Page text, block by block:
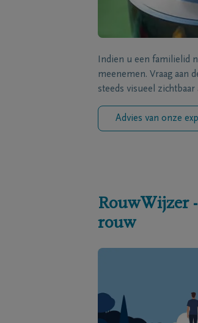
Indien u een familielid
meenemen. Vraag aan
steeds visueel zichtbaar
Advies van onze
RouwWijzer
rouw